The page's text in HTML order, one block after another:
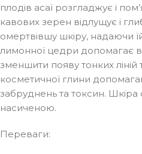
плодів асаї розгладжує і
кавових зерен відлущує і
омертвівшу шкіру, надаючи
лимонної цедри допомагає
зменшити появу тонких
косметичної глини
забруднень та токсин. Шкіра
насиченою.
Переваги: